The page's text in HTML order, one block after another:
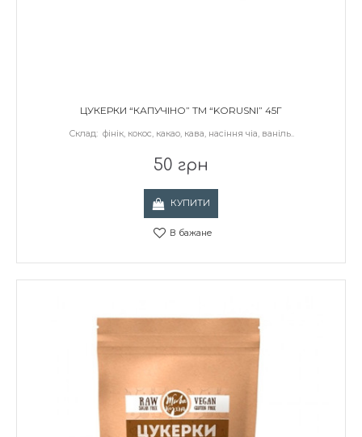
ЦУКЕРКИ “КАПУЧІНО” ТМ “KORUSNI” 45Г
Склад: фінік, кокос, какао, кава, насіння чіа, ваніль..
50 грн
КУПИТИ
В бажане